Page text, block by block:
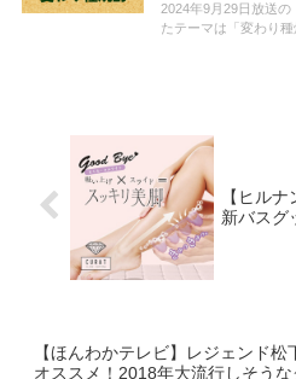
2024年9月29日放送
たテーマは「変わり
【ヒル
新バスグ
【ほんわかテレビ】レジェンド松
オススメ！2018年大流行しそうな